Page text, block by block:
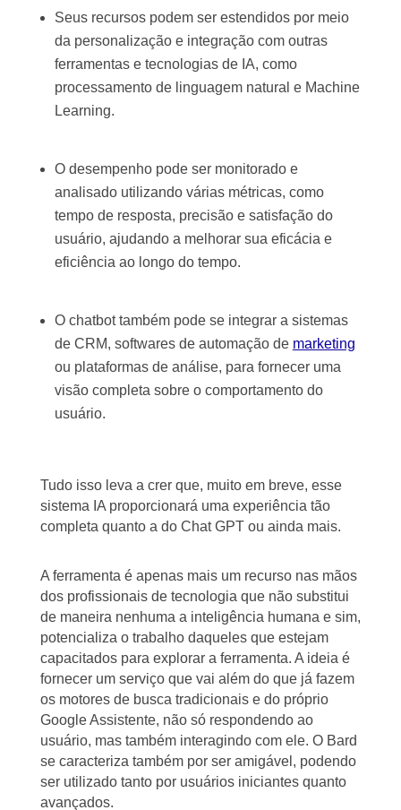
Seus recursos podem ser estendidos por meio
da personalização e integração com outras
ferramentas e tecnologias de IA, como
processamento de linguagem natural e Machine
Learning.
O desempenho pode ser monitorado e
analisado utilizando várias métricas, como
tempo de resposta, precisão e satisfação do
usuário, ajudando a melhorar sua eficácia e
eficiência ao longo do tempo.
O chatbot também pode se integrar a sistemas
de CRM, softwares de automação de marketing
ou plataformas de análise, para fornecer uma
visão completa sobre o comportamento do
usuário.
Tudo isso leva a crer que, muito em breve, esse
sistema IA proporcionará uma experiência tão
completa quanto a do Chat GPT ou ainda mais.
A ferramenta é apenas mais um recurso nas mãos
dos profissionais de tecnologia que não substitui
de maneira nenhuma a inteligência humana e sim,
potencializa o trabalho daqueles que estejam
capacitados para explorar a ferramenta. A ideia é
fornecer um serviço que vai além do que já fazem
os motores de busca tradicionais e do próprio
Google Assistente, não só respondendo ao
usuário, mas também interagindo com ele. O Bard
se caracteriza também por ser amigável, podendo
ser utilizado tanto por usuários iniciantes quanto
avançados.